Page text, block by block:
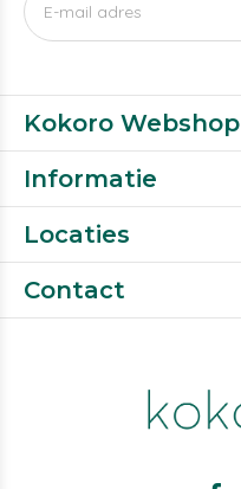
Kokoro Webshop
Informatie
Locaties
Contact